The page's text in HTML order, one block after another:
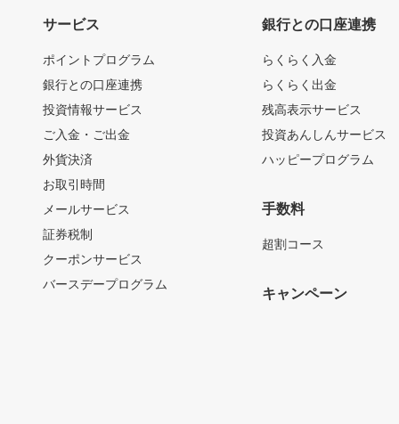
サービス
ポイントプログラム
銀行との口座連携
投資情報サービス
ご入金・ご出金
外貨決済
お取引時間
メールサービス
証券税制
クーポンサービス
バースデープログラム
銀行との口座連携
らくらく入金
らくらく出金
残高表示サービス
投資あんしんサービス
ハッピープログラム
手数料
超割コース
キャンペーン